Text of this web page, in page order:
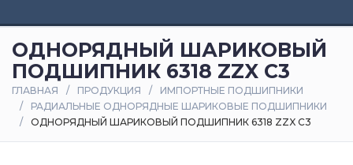
и
статьи
Оплата
доставка
ОДНОРЯДНЫЙ ШАРИКОВЫЙ
ПОДШИПНИК 6318 ZZX C3
ГЛАВНАЯ ПРОДУКЦИЯ
ИМПОРТНЫЕ ПОДШИПНИКИ
РАДИАЛЬНЫЕ ОДНОРЯДНЫЕ ШАРИКОВЫЕ ПОДШИПНИКИ
ОДНОРЯДНЫЙ ШАРИКОВЫЙ ПОДШИПНИК 6318 ZZX C3